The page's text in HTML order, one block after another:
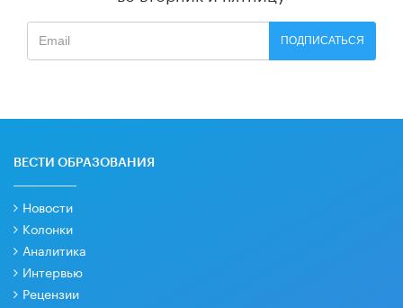
ПОДПИСАТЬСЯ
ВЕСТИ ОБРАЗОВАНИЯ
Новости
Колонки
Аналитика
Интервью
Рецензии